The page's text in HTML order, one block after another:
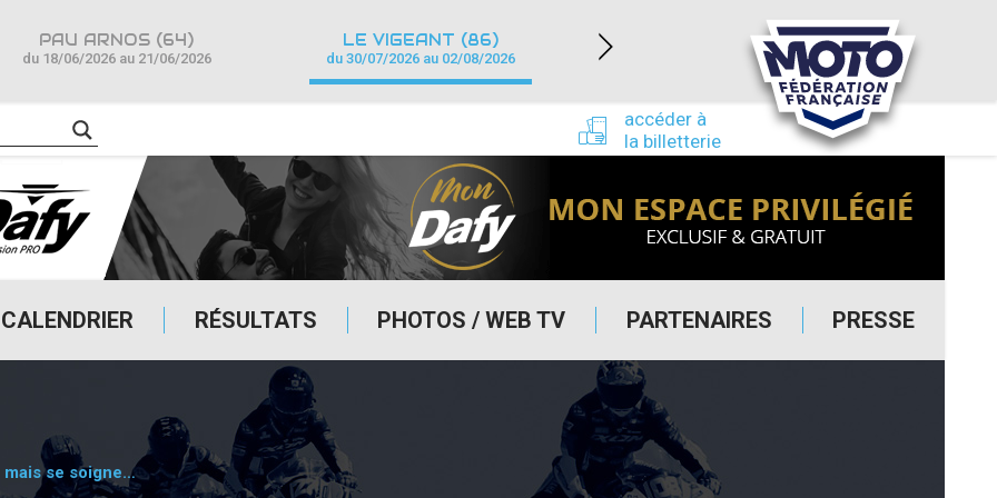
CALENDRIER RÉSULTATS PHOTOS / WEB TV PARTENAIRES PRESSE
accéder à
la billetterie
PAU ARNOS (64)
du 18/06/2026 au 21/06/2026
LE VIGEANT (86)
du 30/07/2026 au 02/08/2026
NEVERS MAGNY-COURS (58)
du 24/09/2026 au 27/09/2026
mais se soigne…